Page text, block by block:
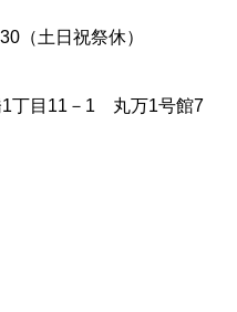
（土日祝祭休）
1丁目11－1 丸万1号館7